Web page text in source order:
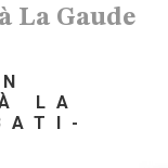
La Gaude
LA